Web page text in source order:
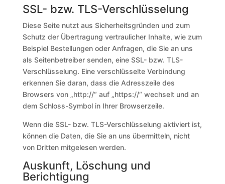
SSL- bzw. TLS-Verschlüsselung
Diese Seite nutzt aus Sicherheitsgründen und zum
Schutz der Übertragung vertraulicher Inhalte, wie zum
Beispiel Bestellungen oder Anfragen, die Sie an uns
als Seitenbetreiber senden, eine SSL- bzw. TLS-
Verschlüsselung. Eine verschlüsselte Verbindung
erkennen Sie daran, dass die Adresszeile des
Browsers von „http://“ auf „https://“ wechselt und an
dem Schloss-Symbol in Ihrer Browserzeile.
Wenn die SSL- bzw. TLS-Verschlüsselung aktiviert ist,
können die Daten, die Sie an uns übermitteln, nicht
von Dritten mitgelesen werden.
Auskunft, Löschung und
Berichtigung